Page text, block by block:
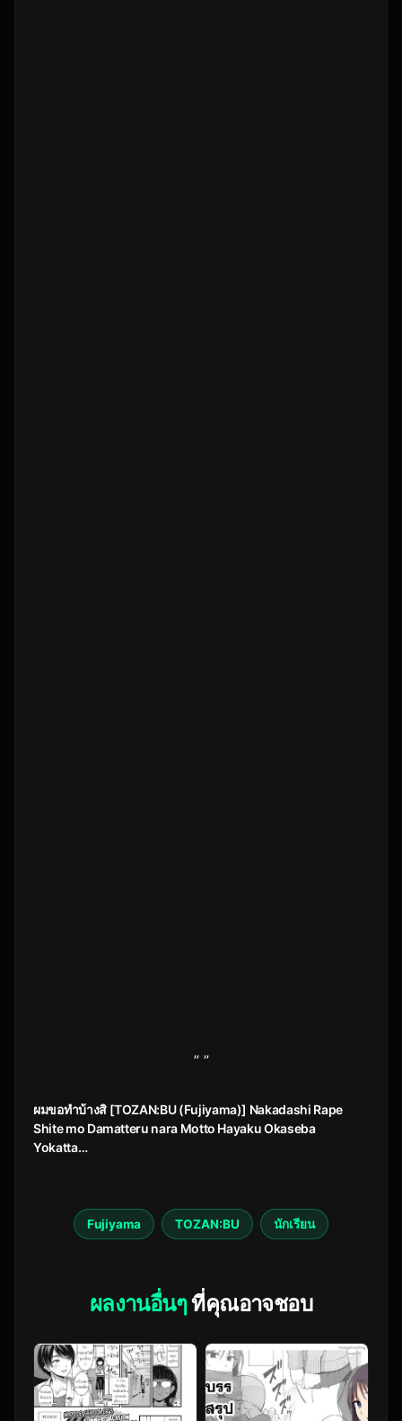
” ”
ผมขอทำบ้างสิ [TOZAN:BU (Fujiyama)] Nakadashi Rape
Shite mo Damatteru nara Motto Hayaku Okaseba
Yokatta…
Fujiyama TOZAN:BU นักเรียน
ผลงานอื่นๆที่คุณอาจชอบ